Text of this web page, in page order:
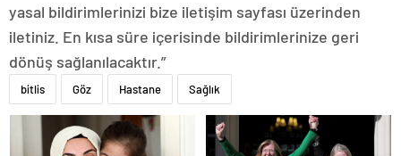
yasal bildirimlerinizi bize iletişim sayfası üzerinden
iletiniz. En kısa süre içerisinde bildirimlerinize geri
dönüş sağlanılacaktır.”
bitlis Göz Hastane Sağlık